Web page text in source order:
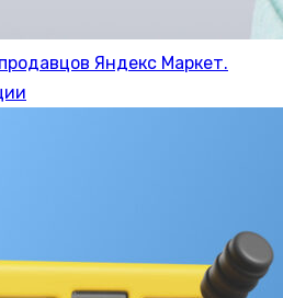
Яндекс Маркет.